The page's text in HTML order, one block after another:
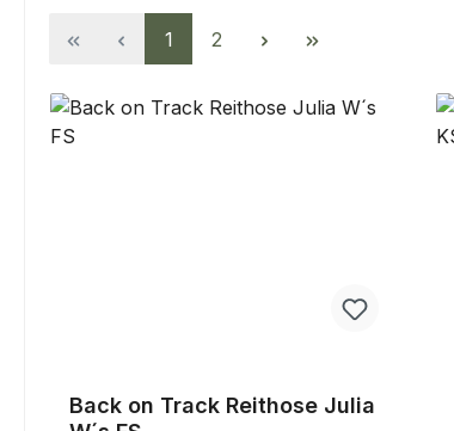
Seite
1 Seite
2
Back on Track Reithose Julia